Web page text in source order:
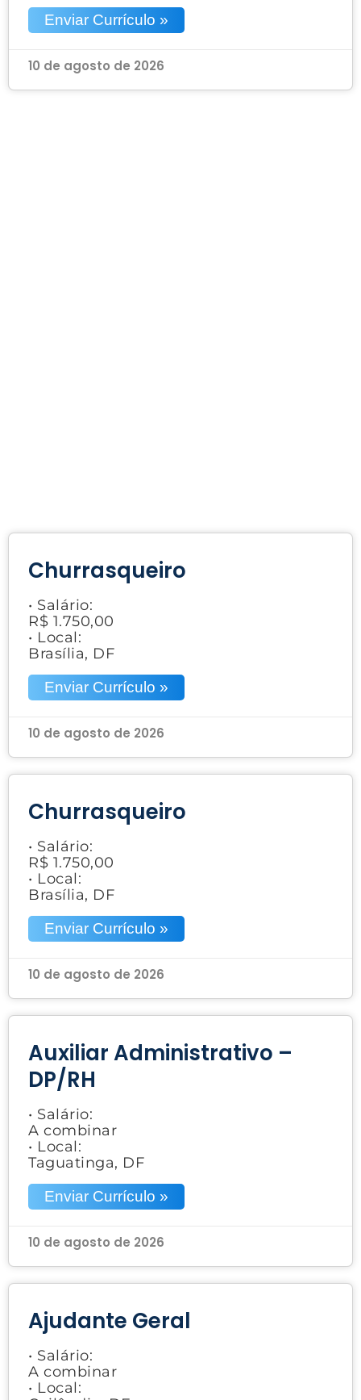
Enviar Currículo »
10 de agosto de 2026
Churrasqueiro
• Salário:
R$ 1.750,00
• Local:
Brasília, DF
Enviar Currículo »
10 de agosto de 2026
Churrasqueiro
• Salário:
R$ 1.750,00
• Local:
Brasília, DF
Enviar Currículo »
10 de agosto de 2026
Auxiliar Administrativo –
DP/RH
• Salário:
A combinar
• Local:
Taguatinga, DF
Enviar Currículo »
10 de agosto de 2026
Ajudante Geral
• Salário:
A combinar
• Local: